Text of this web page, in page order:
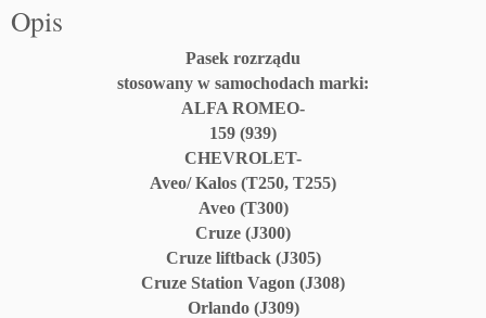
Opis
Pasek rozrządu
stosowany w samochodach marki:
ALFA ROMEO-
159 (939)
CHEVROLET-
Aveo/ Kalos (T250, T255)
Aveo (T300)
Cruze (J300)
Cruze liftback (J305)
Cruze Station Vagon (J308)
Orlando (J309)